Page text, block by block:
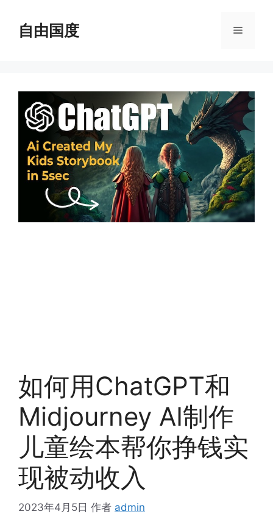
自由国度 菜
如何用ChatGPT和
Midjourney AI制作
儿童绘本帮你挣钱实
现被动收入
2023年4月5日 作者 admin